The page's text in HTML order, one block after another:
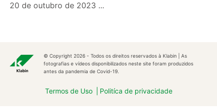
20 de outubro de 2023 ...
© Copyright 2026 - Todos os direitos reservados à Klabin | As
fotografias e vídeos disponibilizados neste site foram produzidos
antes da pandemia de Covid-19.
Termos de Uso Politíca de privacidade